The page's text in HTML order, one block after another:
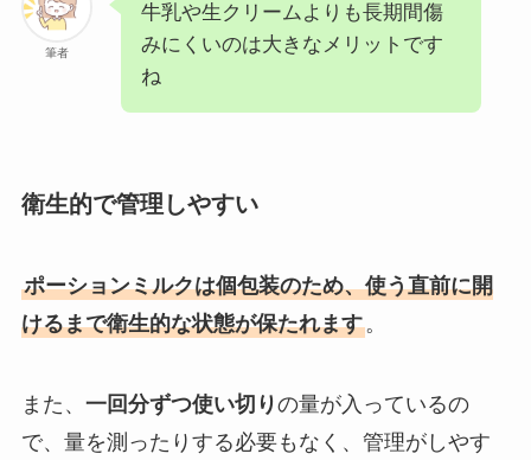
筆者
牛乳や生クリームよりも長期間傷
みにくいのは大きなメリットです
ね
衛生的で管理しやすい
ポーションミルクは個包装のため、使う直前に開
けるまで衛生的な状態が保たれます。
また、 一回分ずつ使い切りの量が入っているの
で、量を測ったりする必要もなく、管理がしやす